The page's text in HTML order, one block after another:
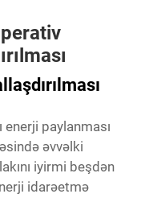
enerji paylanması
əvvəlki
iyirmi beşdən
idarəetmə